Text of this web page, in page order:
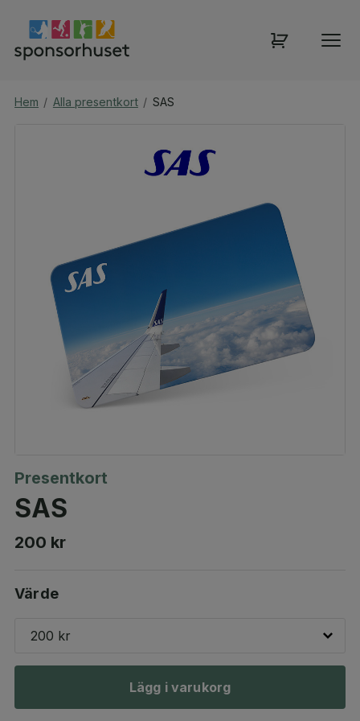
Hem / Alla presentkort / SAS
Presentkort
SAS
200 kr
Värde
200 kr
Lägg i varukorg